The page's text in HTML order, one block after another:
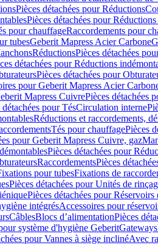
Pièces détachées pour Réductions
Pièces détachées pour
pour chauffageRaccordements pour
tubesGeberit Mapress Acier Carbone
RéductionsPièces détachées
détachées pour Réductions
Pièces détachées pour
pour Geberit Mapress Acier
Mapress CuivrePièces détachées
détachées pour TésCirculation interne
Réductions et raccordements,
Tés pour chauffagePièces
pour Geberit Mapress Cuivre, gaz
Pièces détachées pour
RaccordementsPièces
pour tubesFixations de
Pièces détachées pour Unités de
Pièces détachées pour
intégrésAccessoires pour
CâblesBlocs d’alimentationPièces
système d'hygiène GeberitGateways
pour Vannes à siège inclinéAvec